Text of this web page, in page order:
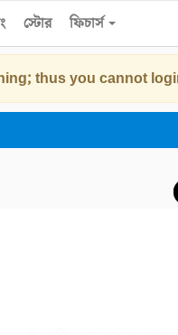
স্টোর ফিচার্স
thus you cannot